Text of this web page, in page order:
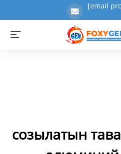
[email
созылатын